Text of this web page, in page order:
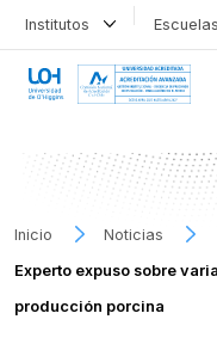
Institutos
Inicio
Noticias
Experto expuso sobre
producción porcina